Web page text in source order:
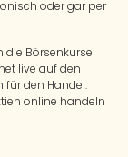
oder gar per
die Börsenkurse
live auf den
für den Handel.
online handeln